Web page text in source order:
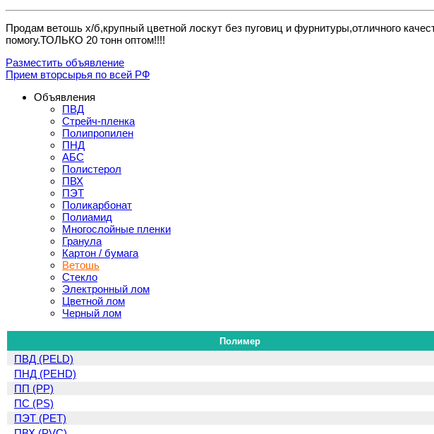
Продам ветошь х/б,крупный цветной лоскут без пуговиц и фурнитуры,отличного
помогу.ТОЛЬКО 20 тонн оптом!!!!
Разместить объявление
Прием вторсырья по всей РФ
Объявления
ПВД
Стрейч-пленка
Полипропилен
ПНД
АБС
Полистерол
ПВХ
ПЭТ
Поликарбонат
Полиамид
Многослойные пленки
Гранула
Картон / бумага
Ветошь
Стекло
Электронный лом
Цветной лом
Черный лом
Полимер
ПВД (PELD)
ПНД (PEHD)
ПП (PP)
ПС (PS)
ПЭТ (PET)